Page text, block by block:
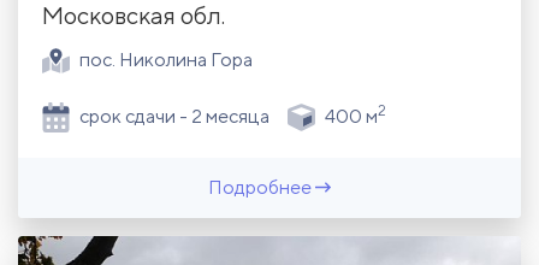
Московская обл.
пос. Николина Гора
срок сдачи - 2 месяца 400 м2
Подробнее